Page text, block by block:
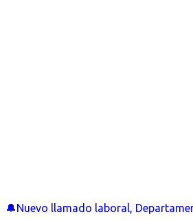
🔔Nuevo llamado laboral,